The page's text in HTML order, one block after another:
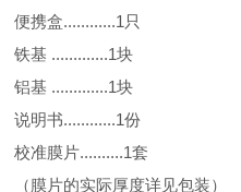
便携盒............1只
铁基 .............1块
铝基 .............1块
说明书............1份
校准膜片..........1套
（膜片的实际厚度详见包装）